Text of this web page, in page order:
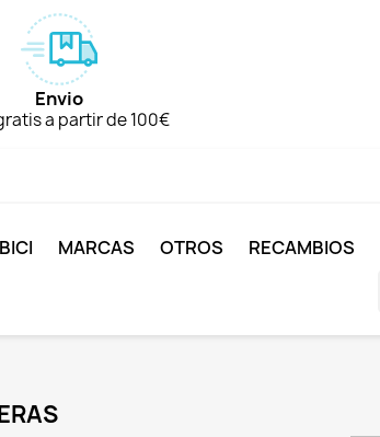
Envio
a partir de 100€
BICI MARCAS OTROS RECAMBIOS